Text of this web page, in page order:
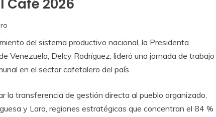
Café 2026
del sistema productivo nacional, la Presidenta
Venezuela, Delcy Rodríguez, lideró una jornada de trabajo
en el sector cafetalero del país.
la transferencia de gestión directa al pueblo organizado,
y Lara, regiones estratégicas que concentran el 84 %